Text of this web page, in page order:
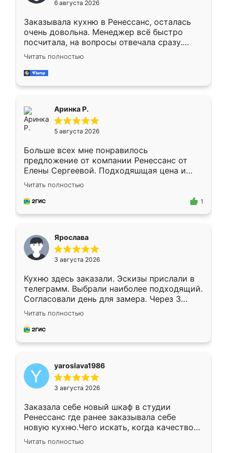
мебели буду заказывать только здесь.
6 августа 2026
Заказывала кухню в Ренессанс, осталась
очень довольна. Менеджер всё быстро
посчитала, на вопросы отвечала сразу.
Замерщик приехал в субботу, подошёл к
делу со всей ответственностью. Собрали
за день, ребята работали аккуратно, даже
Читать полностью
Аринка Р.
5 августа 2026
Больше всех мне понравилось
предложение от компании Ренессанс от
Елены Сергеевой. Подходяшщая цена и
короткие сроки изготовления. Приехавший
для замера сотрудник Владислав
предложил по моему эскизу самый
Читать полностью
1
Ярослава
3 августа 2026
Кухню здесь заказали. Эскизы прислали в
телеграмм. Выбрали наиболее подходящий.
Согласовали день для замера. Через 3
недели кухня была уже готова. Остались
довольны работой. Спасибо Ренессанс
мебель за качественную работу!
Читать полностью
yaroslava1986
3 августа 2026
Заказала себе новый шкаф в студии
Ренессанс где ранее заказывала себе
новую кухню.Чего искать, когда качеством
вполне довольна. Служит кухня уже почти
два года, нареканий нет.
Читать полностью